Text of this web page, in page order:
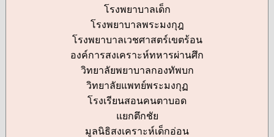
โรงพยาบาลเด็ก
โรงพยาบาลพระมงกุฎ
โรงพยาบาลเวชศาสตร์เขตร้อน
องค์การสงเคราะห์ทหารผ่านศึก
วิทยาลัยพยาบาลกองทัพบก
วิทยาลัยแพทย์พระมงกุฏ
โรงเรียนสอนคนตาบอด
แยกตึกชัย
มูลนิธิสงเคราะห์เด็กอ่อน